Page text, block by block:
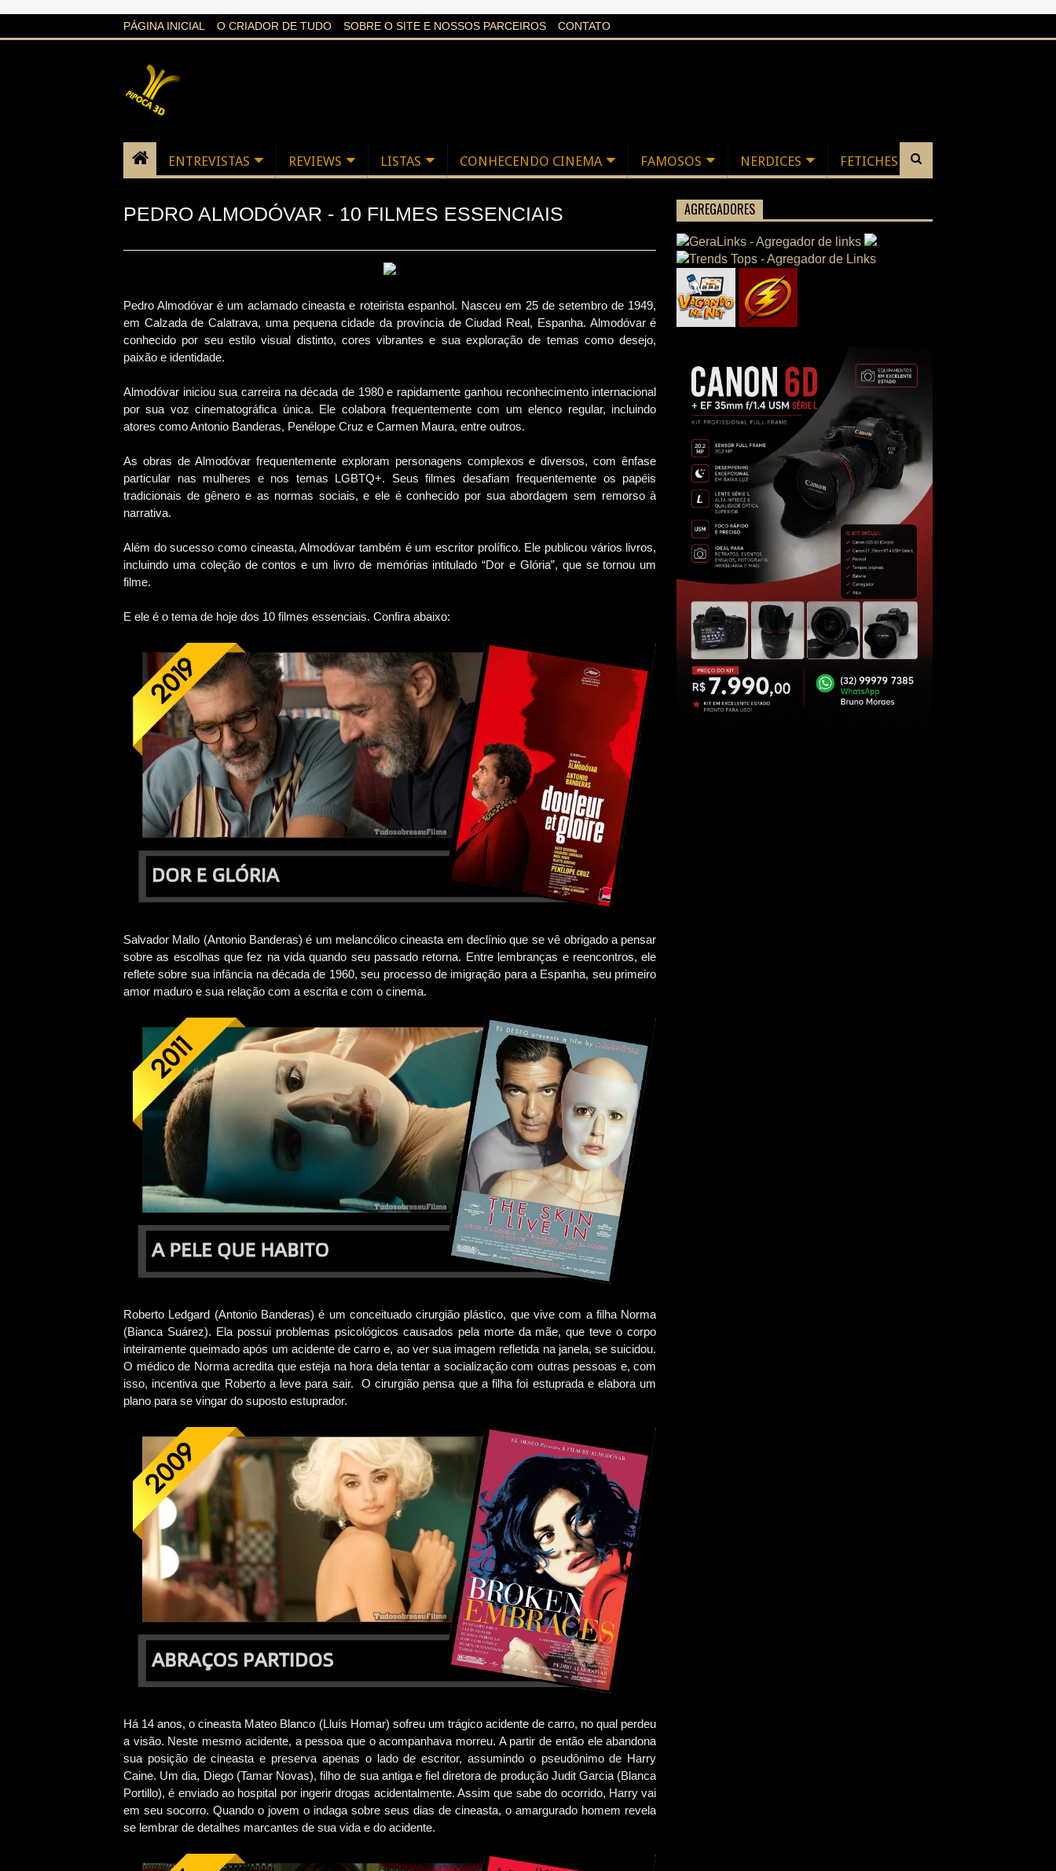
PÁGINA INICIAL O CRIADOR DE TUDO SOBRE O SITE E NOSSOS PARCEIROS CONTATO
ENTREVISTAS REVIEWS LISTAS CONHECENDO CINEMA FAMOSOS NERDICES FETICHES
PEDRO ALMODÓVAR - 10 FILMES ESSENCIAIS
Pedro Almodóvar é um aclamado cineasta e roteirista espanhol. Nasceu em 25 de setembro de 1949,
em Calzada de Calatrava, uma pequena cidade da província de Ciudad Real, Espanha. Almodóvar é
conhecido por seu estilo visual distinto, cores vibrantes e sua exploração de temas como desejo,
paixão e identidade.
Almodóvar iniciou sua carreira na década de 1980 e rapidamente ganhou reconhecimento internacional
por sua voz cinematográfica única. Ele colabora frequentemente com um elenco regular, incluindo
atores como Antonio Banderas, Penélope Cruz e Carmen Maura, entre outros.
As obras de Almodóvar frequentemente exploram personagens complexos e diversos, com ênfase
particular nas mulheres e nos temas LGBTQ+. Seus filmes desafiam frequentemente os papéis
tradicionais de gênero e as normas sociais, e ele é conhecido por sua abordagem sem remorso à
narrativa.
Além do sucesso como cineasta, Almodóvar também é um escritor prolífico. Ele publicou vários livros,
incluindo uma coleção de contos e um livro de memórias intitulado “Dor e Glória”, que se tornou um
filme.
E ele é o tema de hoje dos 10 filmes essenciais. Confira abaixo:
Salvador Mallo (Antonio Banderas) é um melancólico cineasta em declínio que se vê obrigado a pensar
sobre as escolhas que fez na vida quando seu passado retorna. Entre lembranças e reencontros, ele
reflete sobre sua infância na década de 1960, seu processo de imigração para a Espanha, seu primeiro
amor maduro e sua relação com a escrita e com o cinema.
Roberto Ledgard (Antonio Banderas) é um conceituado cirurgião plástico, que vive com a filha Norma
(Bianca Suárez). Ela possui problemas psicológicos causados pela morte da mãe, que teve o corpo
inteiramente queimado após um acidente de carro e, ao ver sua imagem refletida na janela, se suicidou.
O médico de Norma acredita que esteja na hora dela tentar a socialização com outras pessoas e, com
isso, incentiva que Roberto a leve para sair. O cirurgião pensa que a filha foi estuprada e elabora um
plano para se vingar do suposto estuprador.
Há 14 anos, o cineasta Mateo Blanco (Lluís Homar) sofreu um trágico acidente de carro, no qual perdeu
a visão. Neste mesmo acidente, a pessoa que o acompanhava morreu. A partir de então ele abandona
sua posição de cineasta e preserva apenas o lado de escritor, assumindo o pseudônimo de Harry
Caine. Um dia, Diego (Tamar Novas), filho de sua antiga e fiel diretora de produção Judit Garcia (Blanca
Portillo), é enviado ao hospital por ingerir drogas acidentalmente. Assim que sabe do ocorrido, Harry vai
em seu socorro. Quando o jovem o indaga sobre seus dias de cineasta, o amargurado homem revela
se lembrar de detalhes marcantes de sua vida e do acidente.
AGREGADORES